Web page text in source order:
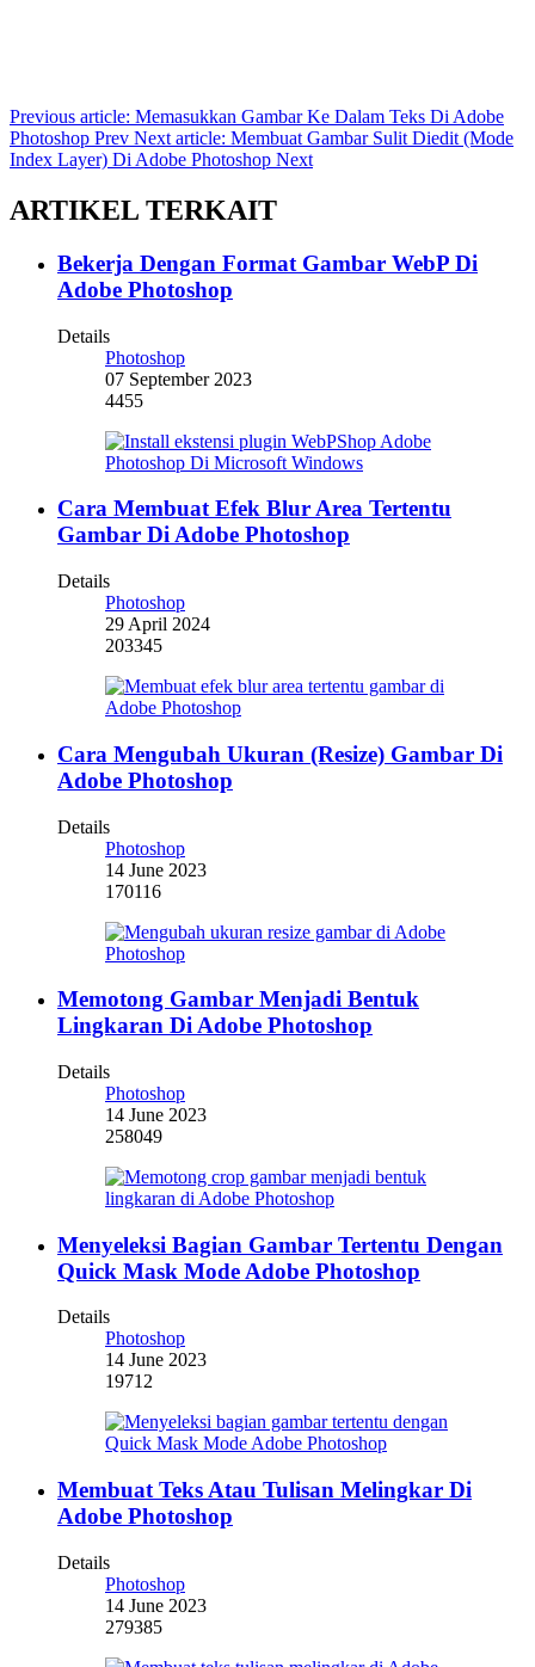
Previous article: Memasukkan Gambar Ke Dalam Teks Di Adobe
Photoshop Prev Next article: Membuat Gambar Sulit Diedit (Mode
Index Layer) Di Adobe Photoshop Next
ARTIKEL TERKAIT
Bekerja Dengan Format Gambar WebP Di
Adobe Photoshop
Details
Photoshop
07 September 2023
4455
Cara Membuat Efek Blur Area Tertentu
Gambar Di Adobe Photoshop
Details
Photoshop
29 April 2024
203345
Cara Mengubah Ukuran (Resize) Gambar Di
Adobe Photoshop
Details
Photoshop
14 June 2023
170116
Memotong Gambar Menjadi Bentuk
Lingkaran Di Adobe Photoshop
Details
Photoshop
14 June 2023
258049
Menyeleksi Bagian Gambar Tertentu Dengan
Quick Mask Mode Adobe Photoshop
Details
Photoshop
14 June 2023
19712
Membuat Teks Atau Tulisan Melingkar Di
Adobe Photoshop
Details
Photoshop
14 June 2023
279385